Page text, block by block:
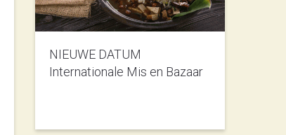
NIEUWE DATUM
Internationale Mis en Bazaar